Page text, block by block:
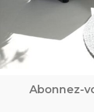
Abonnez-